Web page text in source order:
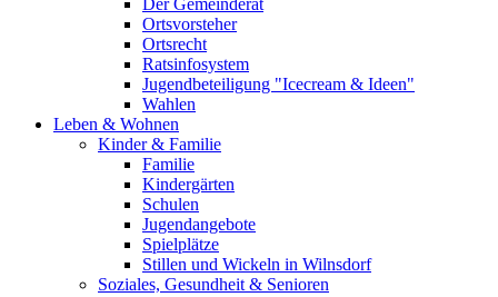
Der Gemeinderat
Ortsvorsteher
Ortsrecht
Ratsinfosystem
Jugendbeteiligung "Icecream & Ideen"
Wahlen
Leben & Wohnen
Kinder & Familie
Familie
Kindergärten
Schulen
Jugendangebote
Spielplätze
Stillen und Wickeln in Wilnsdorf
Soziales, Gesundheit & Senioren